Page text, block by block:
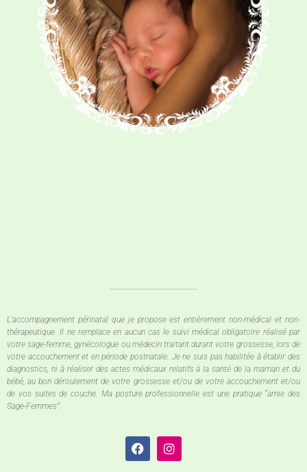
L’accompagnement périnatal que je propose est entièrement non-médical et non-
thérapeutique. Il ne remplace en aucun cas le suivi médical obligatoire réalisé par
votre sage-femme, gynécologue ou médecin traitant durant votre grossesse, lors de
votre accouchement et en période postnatale. Je ne suis pas habilitée à établir des
diagnostics, ni à réaliser des actes médicaux relatifs à la santé de la maman et du
bébé, au bon déroulement de votre grossesse et/ou de votre accouchement et/ou
de vos suites de couche. Ma posture professionnelle est une pratique “amie des
Sage-Femmes”.